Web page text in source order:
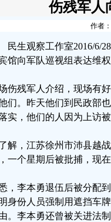
伤残军人
作者
民生观察工作室2016/6/
馆向军队巡视组表达维
伤残军人介绍，现场有
们。昨天他们到民政部
实，他们的人因为上访
解，江苏徐州市沛县越
一个星期后被批捕，现
，李本勇退伍后被分配
身份人员强制用遮挡车
。李本勇还曾被关进法